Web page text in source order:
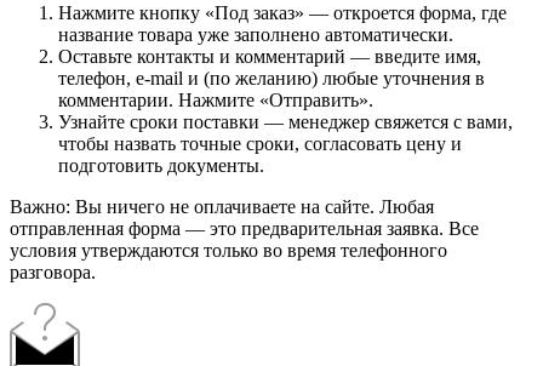
Нажмите кнопку «Под заказ» — откроется форма, где
название товара уже заполнено автоматически.
Оставьте контакты и комментарий — введите имя,
телефон, e-mail и (по желанию) любые уточнения в
комментарии. Нажмите «Отправить».
Узнайте сроки поставки — менеджер свяжется с вами,
чтобы назвать точные сроки, согласовать цену и
подготовить документы.
Важно: Вы ничего не оплачиваете на сайте. Любая
отправленная форма — это предварительная заявка. Все
условия утверждаются только во время телефонного
разговора.